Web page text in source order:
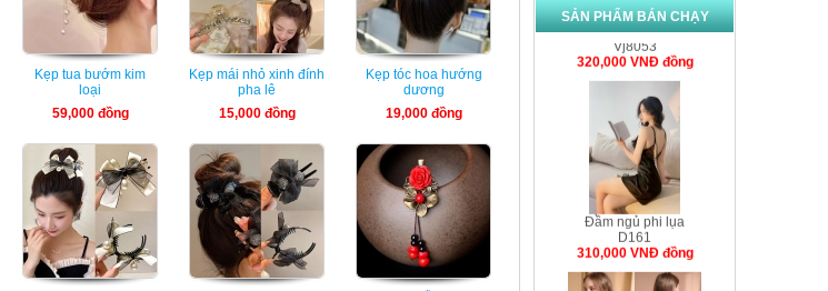
Kẹp tua bướm kim
loại
59,000 đồng
Kẹp mái nhỏ xinh đính
pha lê
15,000 đồng
Kẹp tóc hoa hướng
dương
19,000 đồng
SẢN PHẨM BÁN CHẠY
Áo ngực chữ T
Vj8053
320,000 VNÐ đồng
Đầm ngủ phi lụa
D161
310,000 VNÐ đồng